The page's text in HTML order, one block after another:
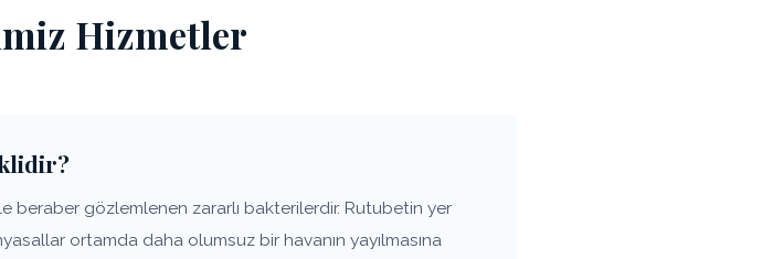
Hizmetler
beraber gözlemlenen zararlı bakterilerdir. Rutubetin yer
ortamda daha olumsuz bir havanın yayılmasına